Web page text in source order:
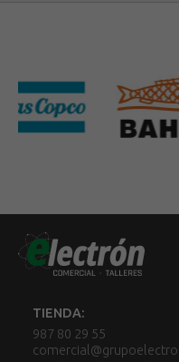
TIENDA:
987 80 29 55